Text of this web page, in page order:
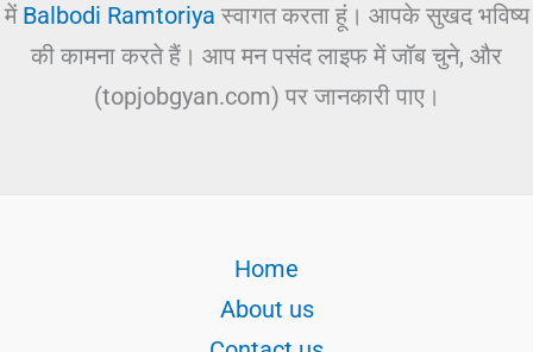
में Balbodi Ramtoriya स्वागत करता हूं। आपके सुखद भविष्य
की कामना करते हैं। आप मन पसंद लाइफ में जॉब चुने, और
(topjobgyan.com) पर जानकारी पाए।
Home
About us